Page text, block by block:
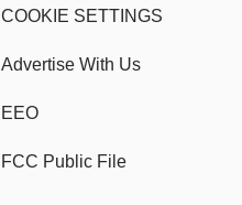
COOKIE SETTINGS
Advertise With Us
EEO
FCC Public File